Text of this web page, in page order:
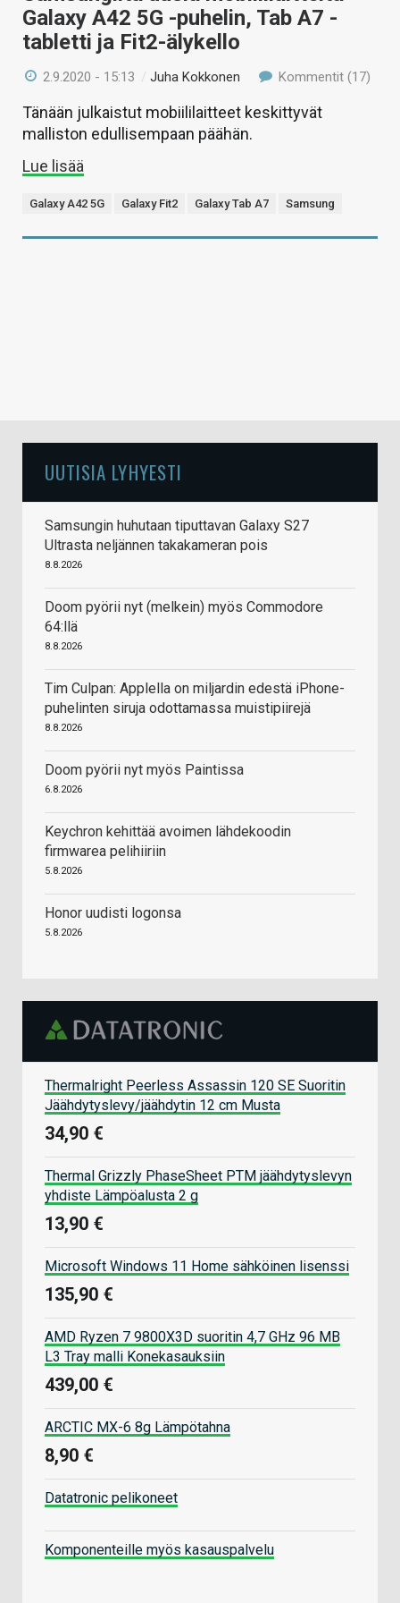
Galaxy A42 5G -puhelin, Tab A7 -
tabletti ja Fit2-älykello
2.9.2020 - 15:13 /Juha Kokkonen Kommentit (17)
Tänään julkaistut mobiililaitteet keskittyvät
malliston edullisempaan päähän.
Lue lisää
Galaxy A42 5G Galaxy Fit2 Galaxy Tab A7 Samsung
UUTISIA LYHYESTI
Samsungin huhutaan tiputtavan Galaxy S27
Ultrasta neljännen takakameran pois
8.8.2026
Doom pyörii nyt (melkein) myös Commodore
64:llä
8.8.2026
Tim Culpan: Applella on miljardin edestä iPhone-
puhelinten siruja odottamassa muistipiirejä
8.8.2026
Doom pyörii nyt myös Paintissa
6.8.2026
Keychron kehittää avoimen lähdekoodin
firmwarea pelihiiriin
5.8.2026
Honor uudisti logonsa
5.8.2026
Thermalright Peerless Assassin 120 SE Suoritin
Jäähdytyslevy/jäähdytin 12 cm Musta
34,90 €
Thermal Grizzly PhaseSheet PTM jäähdytyslevyn
yhdiste Lämpöalusta 2 g
13,90 €
Microsoft Windows 11 Home sähköinen lisenssi
135,90 €
AMD Ryzen 7 9800X3D suoritin 4,7 GHz 96 MB
L3 Tray malli Konekasauksiin
439,00 €
ARCTIC MX-6 8g Lämpötahna
8,90 €
Datatronic pelikoneet
Komponenteille myös kasauspalvelu